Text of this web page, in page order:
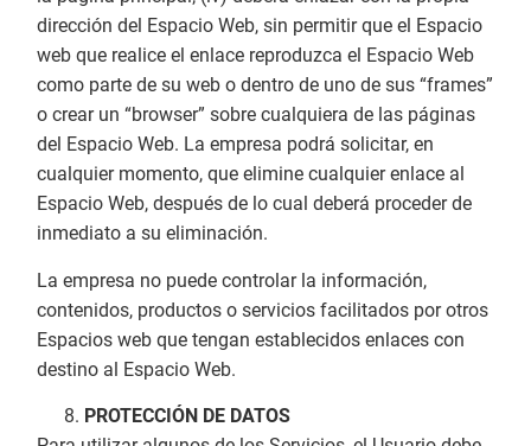
dirección del Espacio Web, sin permitir que el Espacio
web que realice el enlace reproduzca el Espacio Web
como parte de su web o dentro de uno de sus “frames”
o crear un “browser” sobre cualquiera de las páginas
del Espacio Web. La empresa podrá solicitar, en
cualquier momento, que elimine cualquier enlace al
Espacio Web, después de lo cual deberá proceder de
inmediato a su eliminación.
La empresa no puede controlar la información,
contenidos, productos o servicios facilitados por otros
Espacios web que tengan establecidos enlaces con
destino al Espacio Web.
PROTECCIÓN DE DATOS